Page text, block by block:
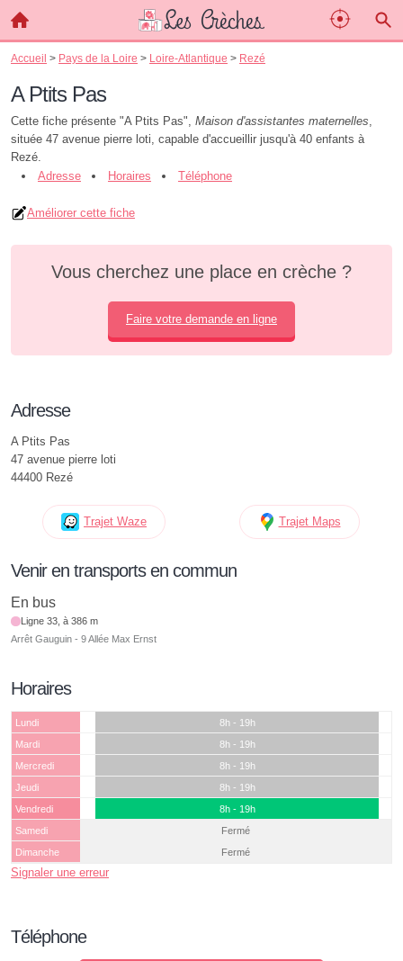
Accueil > Pays de la Loire > Loire-Atlantique > Rezé
A Ptits Pas
Cette fiche présente "A Ptits Pas", Maison d'assistantes maternelles,
située 47 avenue pierre loti, capable d'accueillir jusqu'à 40 enfants à
Rezé.
Adresse
Horaires Téléphone
Améliorer cette fiche
Vous cherchez une place en crèche ?
Faire votre demande en ligne
Adresse
A Ptits Pas
47 avenue pierre loti
44400 Rezé
Trajet Waze Trajet Maps
Venir en transports en commun
En bus
Ligne 33, à 386 m
Arrêt Gauguin - 9 Allée Max Ernst
Horaires
Lundi
8h - 19h
Mardi
8h - 19h
Mercredi
8h - 19h
Jeudi
8h - 19h
Vendredi
8h - 19h
Samedi
Fermé
Dimanche
Fermé
Signaler une erreur
Téléphone